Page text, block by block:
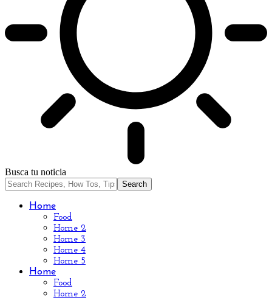
Busca tu noticia
Home
Food
Home 2
Home 3
Home 4
Home 5
Home
Food
Home 2